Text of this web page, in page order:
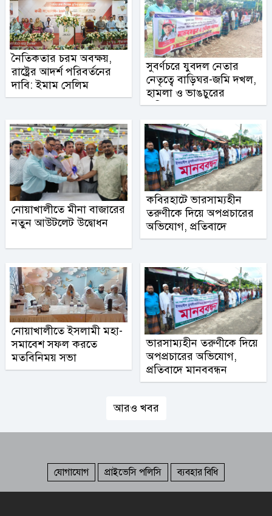
নৈতিকতার চরম অবক্ষয়,
রাষ্ট্রের আদর্শ পরিবর্তনের
দাবি: ইমাম সেলিম
সুবর্ণচরে যুবদল নেতার
নেতৃত্বে বাড়িঘর-জমি দখল,
হামলা ও ভাঙচুরের
অভিযোগ
নোয়াখালীতে মীনা বাজারের
নতুন আউটলেট উদ্বোধন
কবিরহাটে ভারসাম্যহীন
তরুণীকে দিয়ে অপপ্রচারের
অভিযোগ, প্রতিবাদে
মানববন্ধন
নোয়াখালীতে ইসলামী মহা-
সমাবেশ সফল করতে
মতবিনিময় সভা
ভারসাম্যহীন তরুণীকে দিয়ে
অপপ্রচারের অভিযোগ,
প্রতিবাদে মানববন্ধন
আরও খবর
যোগাযোগ প্রাইভেসি পলিসি ব্যবহার বিধি